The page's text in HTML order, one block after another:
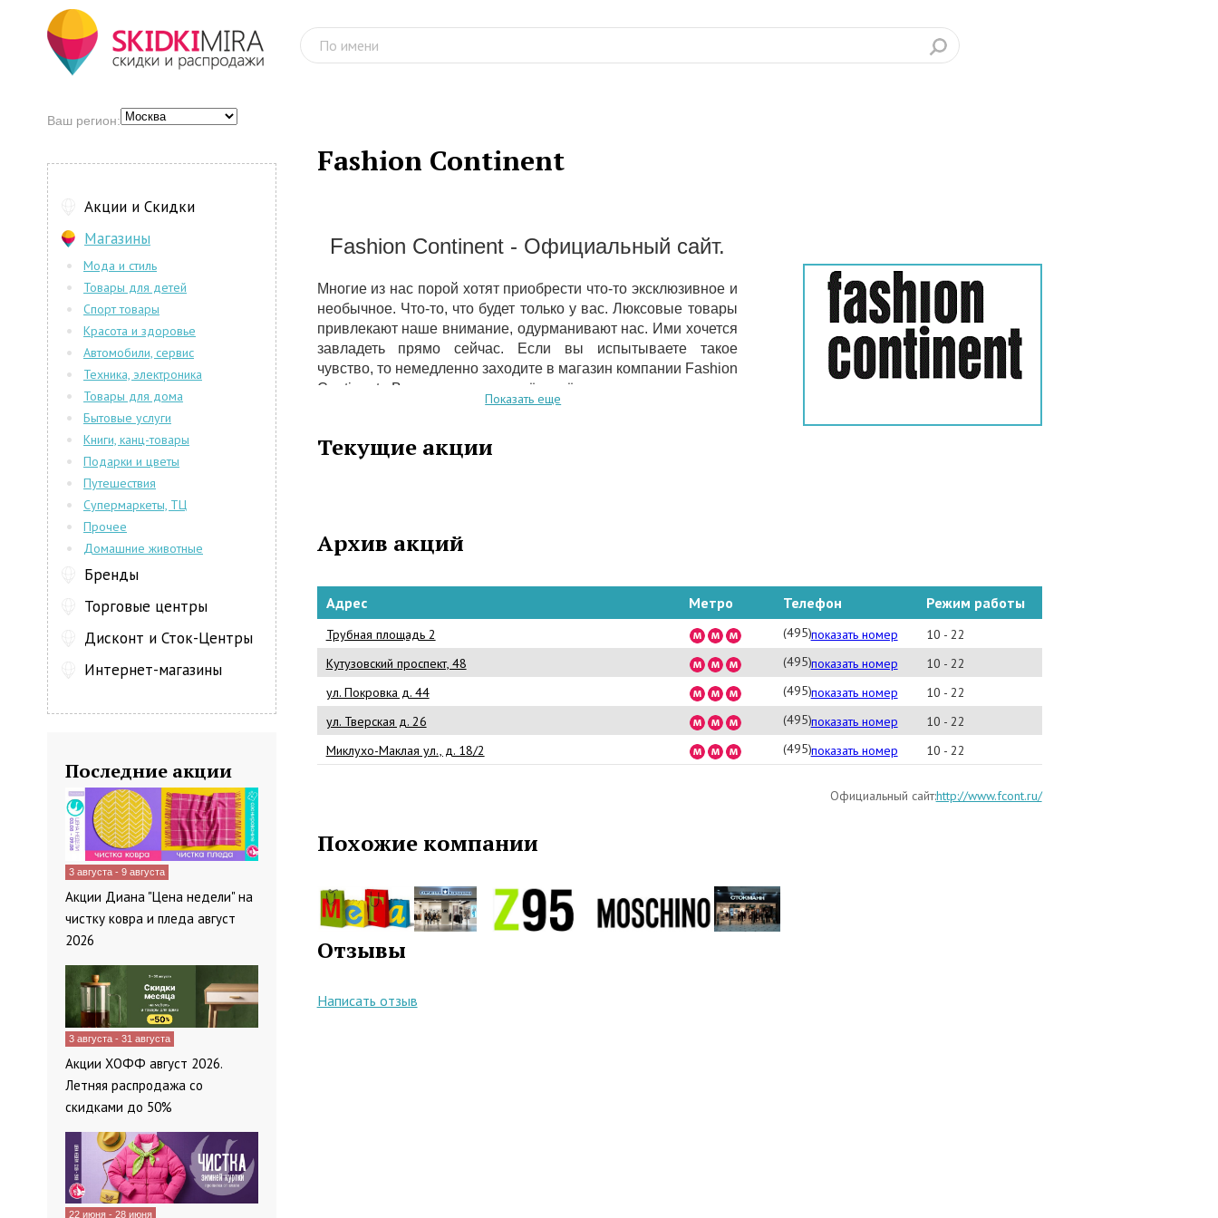
Fashion Continent
Fashion Continent - Официальный сайт.
Многие из нас порой хотят приобрести что-то эксклюзивное и
необычное. Что-то, что будет только у вас. Люксовые товары
привлекают наше внимание, одурманивают нас. Ими хочется
завладеть прямо сейчас. Если вы испытываете такое
чувство, то немедленно заходите в магазин компании Fashion
Continent. Ведь здесь вас ждёт всё самое лучшее, самое
изысканное. Эталоны товаров, образцы для подражания.
практически ваше, осталось лишь захотеть приобрести.
каталог товаров с ценами и описанием можно
Fashion Continent.
Показать еще
Текущие акции
Архив акций
Адрес Метро Телефон Режим работы
Трубная площадь 2 (495) 229-0175
показать номер
10 - 22
Кутузовский проспект, 48
(495) 641-1295
показать номер
10 - 22
ул. Покровка д. 44
(495) 917-0047
показать номер
10 - 22
ул. Тверская д. 26
(495) 937-0076
показать номер
10 - 22
Миклухо-Маклая ул., д. 18/2
(495) 657-9224
показать номер 10 - 22
Официальный сайт:http://www.fcont.ru/
Похожие компании
Отзывы
Написать отзыв
Ваш регион:
Акции и Скидки
Магазины
Мода и стиль
Товары для детей
Спорт товары
Красота и здоровье
Автомобили, сервис
Техника, электроника
Товары для дома
Бытовые услуги
Книги, канц-товары
Подарки и цветы
Путешествия
Супермаркеты, ТЦ
Прочее
Домашние животные
Бренды
Торговые центры
Дисконт и Сток-Центры
Интернет-магазины
Последние акции
3 августа - 9 августа
Акции Диана "Цена недели" на
чистку ковра и пледа август
2026
3 августа - 31 августа
Акции ХОФФ август 2026.
Летняя распродажа со
скидками до 50%
22 июня - 28 июня